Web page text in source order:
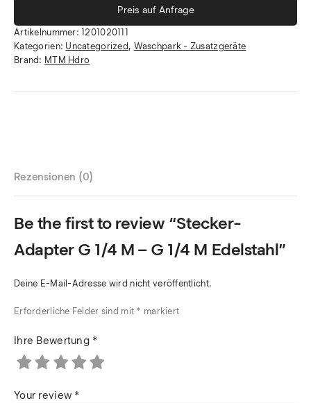
Preis auf Anfrage
Artikelnummer:1201020111
Kategorien: Uncategorized , Waschpark - Zusatzgeräte
Brand: MTM Hdro
Rezensionen (0)
Be the first to review “Stecker-
Adapter G 1/4 M – G 1/4 M Edelstahl”
Deine E-Mail-Adresse wird nicht veröffentlicht.
Erforderliche Felder sind mit * markiert
Ihre Bewertung *
Your review *